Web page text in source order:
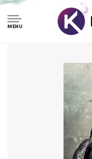
MENU
afbeelding op